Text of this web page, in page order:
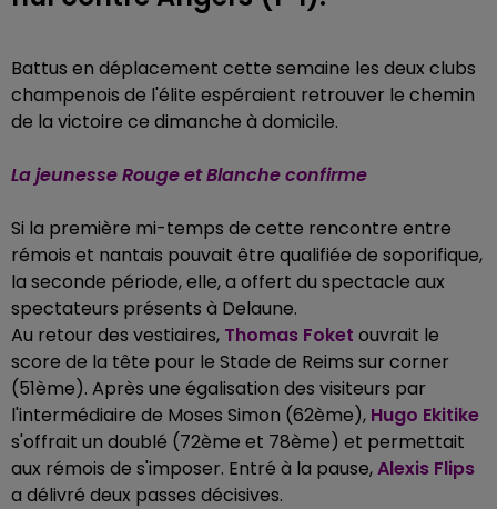
Battus en déplacement cette semaine les deux clubs
champenois de l'élite espéraient retrouver le chemin
de la victoire ce dimanche à domicile.
La jeunesse Rouge et Blanche confirme
Si la première mi-temps de cette rencontre entre
rémois et nantais pouvait être qualifiée de soporifique,
la seconde période, elle, a offert du spectacle aux
spectateurs présents à Delaune.
Au retour des vestiaires, Thomas Foket ouvrait le
score de la tête pour le Stade de Reims sur corner
(51ème). Après une égalisation des visiteurs par
l'intermédiaire de Moses Simon (62ème), Hugo Ekitike
s'offrait un doublé (72ème et 78ème) et permettait
aux rémois de s'imposer. Entré à la pause,Alexis Flips
a délivré deux passes décisives.